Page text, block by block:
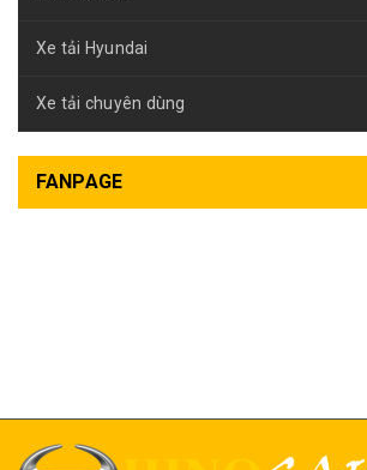
Xe tải Hyundai
Xe tải chuyên dùng
FANPAGE